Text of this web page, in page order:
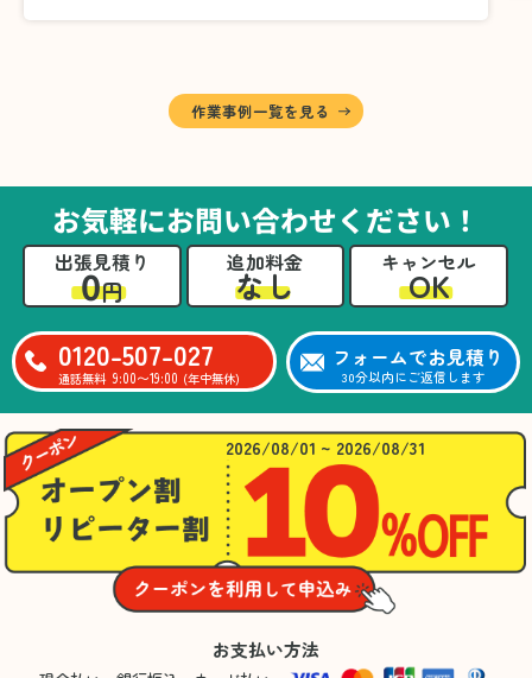
に仕分けしました。
A様から「手際よく進めてくれて助かりまし
るのは難しかったと思います」との温かいお言
葉をいただきました。遺品整理という心の負担
が大きい作業において、少しでもA様の力にな
れたことをスタッフ一同嬉しく思います。
作業事例一覧を見る
お気軽にお問い合わせください！
出張見積り
0円
追加料金
なし
キャンセル
OK
0120-507-027
通話無料 9:00〜19:00 (年中無休)
フォームでお見積り
30分以内にご返信します
2026/08/01 ~ 2026/08/31
お支払い方法